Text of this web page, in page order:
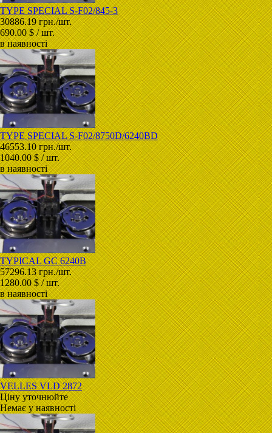
TYPE SPECIAL S-F02/845-3
30886.19 грн./шт.
690.00 $ / шт.
в наявності
TYPE SPECIAL S-F02/8750D/6240BD
46553.10 грн./шт.
1040.00 $ / шт.
в наявності
TYPICAL GC 6240B
57296.13 грн./шт.
1280.00 $ / шт.
в наявності
VELLES VLD 2872
Ціну уточнюйте
Немає у наявності